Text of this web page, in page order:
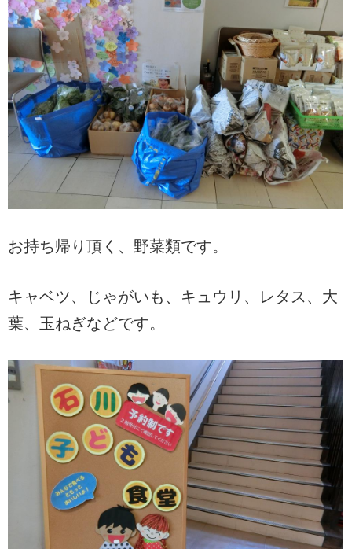
お持ち帰り頂く、野菜類です。
キャベツ、じゃがいも、キュウリ、レタス、大
葉、玉ねぎなどです。